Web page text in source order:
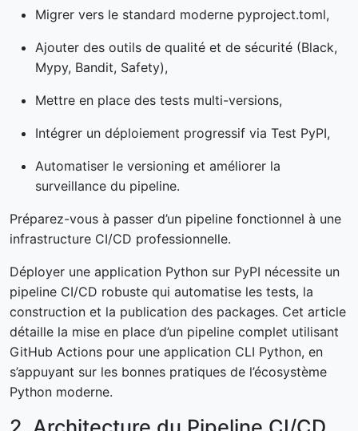
Migrer vers le standard moderne pyproject.toml,
Ajouter des outils de qualité et de sécurité (Black,
Mypy, Bandit, Safety),
Mettre en place des tests multi-versions,
Intégrer un déploiement progressif via Test PyPI,
Automatiser le versioning et améliorer la
surveillance du pipeline.
Préparez-vous à passer d’un pipeline fonctionnel à une
infrastructure CI/CD professionnelle.
Déployer une application Python sur PyPI nécessite un
pipeline CI/CD robuste qui automatise les tests, la
construction et la publication des packages. Cet article
détaille la mise en place d’un pipeline complet utilisant
GitHub Actions pour une application CLI Python, en
s’appuyant sur les bonnes pratiques de l’écosystème
Python moderne.